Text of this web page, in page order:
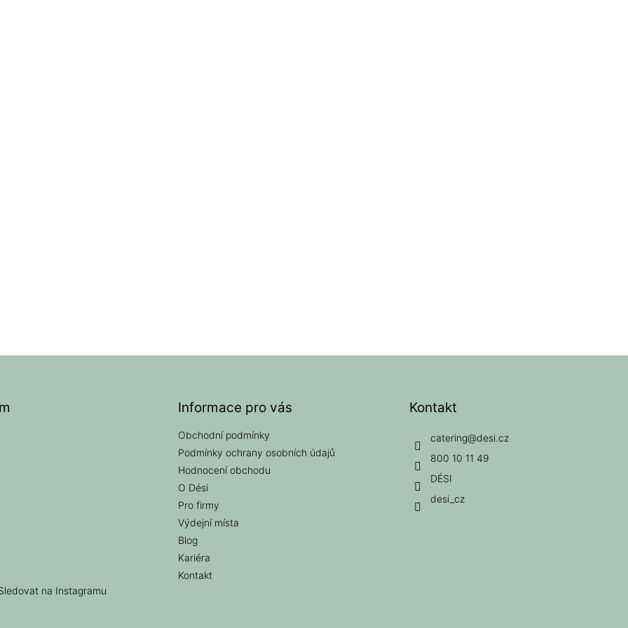
na Instagramu
Informace pro vás
Obchodní podmínky
Podmínky ochrany osobních údajů
Hodnocení obchodu
O Dési
Pro firmy
Výdejní místa
Blog
Kariéra
Kontakt
Kontakt
catering@desi.cz
800 10 11 49
DÉSI
desi_cz